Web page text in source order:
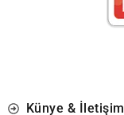
Künye & İletişim